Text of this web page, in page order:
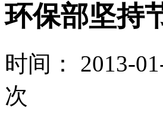
环保部坚持
时间： 2013-
次